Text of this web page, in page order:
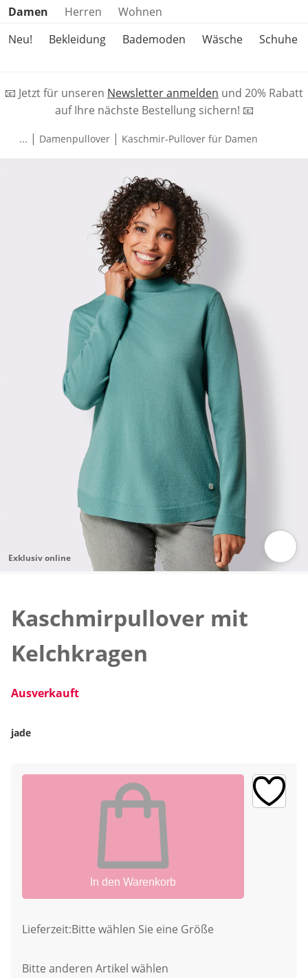
Produktkategorien überspringen
Damen Herren
Wohnen
Neu!
Bekleidung Bademoden Wäsche Schuhe
📧 Jetzt für unseren Newsletter anmelden und 20% Rabatt
auf Ihre nächste Bestellung sichern! 📧
... | Damenpullover | Kaschmir-Pullover für Damen
Exklusiv online
Kaschmirpullover mit
Kelchkragen
Ausverkauft
jade
In den Warenkorb
Lieferzeit:Bitte wählen Sie eine Größe
Bitte anderen Artikel wählen